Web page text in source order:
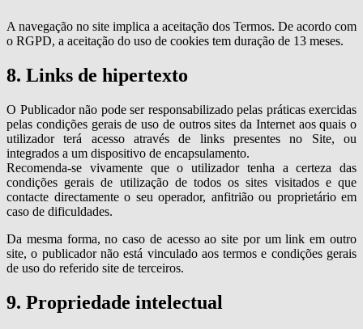
A navegação no site implica a aceitação dos Termos. De acordo com
o RGPD, a aceitação do uso de cookies tem duração de 13 meses.
8. Links de hipertexto
O Publicador não pode ser responsabilizado pelas práticas exercidas
pelas condições gerais de uso de outros sites da Internet aos quais o
utilizador terá acesso através de links presentes no Site, ou
integrados a um dispositivo de encapsulamento.
Recomenda-se vivamente que o utilizador tenha a certeza das
condições gerais de utilização de todos os sites visitados e que
contacte directamente o seu operador, anfitrião ou proprietário em
caso de dificuldades.
Da mesma forma, no caso de acesso ao site por um link em outro
site, o publicador não está vinculado aos termos e condições gerais
de uso do referido site de terceiros.
9. Propriedade intelectual